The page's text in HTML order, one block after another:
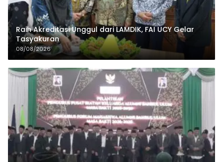
Raih Akreditasi Unggul dari LAMDIK, FAI UCY Gelar
Tasyakuran
08/08/2026